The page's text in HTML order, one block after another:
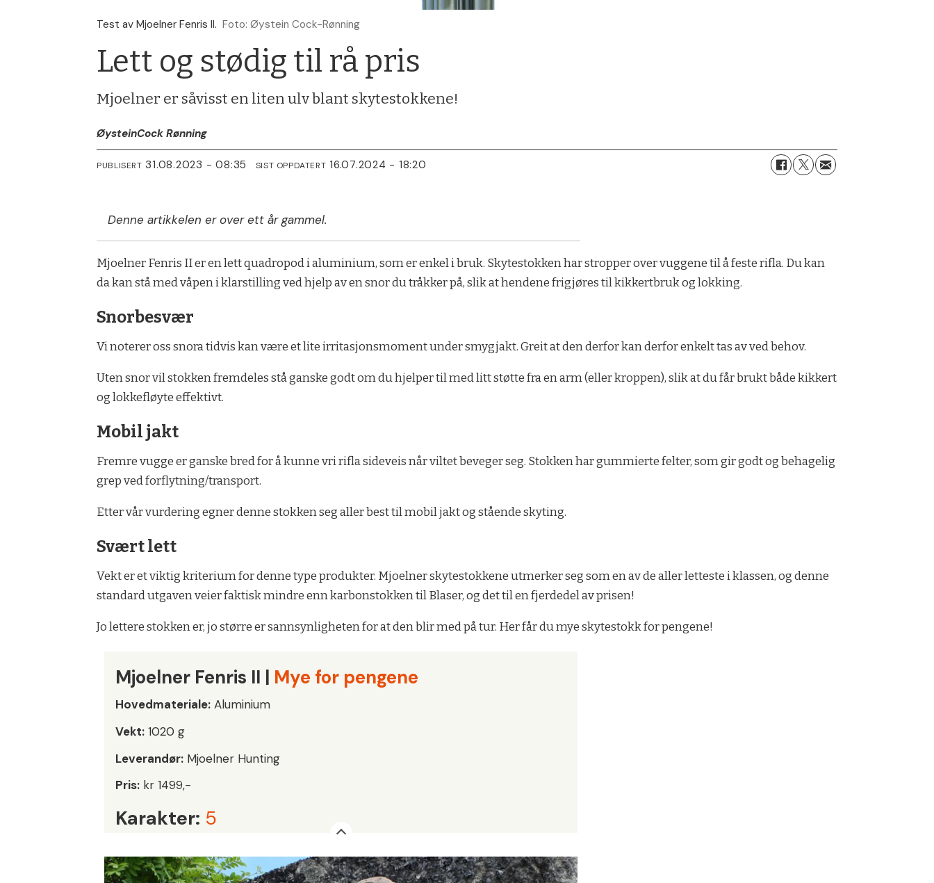
Test av Mjoelner Fenris II. Foto: Øystein Cock-Rønning
Lett og stødig til rå pris
Mjoelner er såvisst en liten ulv blant skytestokkene!
ØysteinCock Rønning
PUBLISERT 31.08.2023 - 08:35 SIST OPPDATERT 16.07.2024 - 18:20
Denne artikkelen er over ett år gammel.
Mjoelner Fenris II er en lett quadropod i aluminium, som er enkel i bruk. Skytestokken har stropper over vuggene til å feste rifla. Du kan
da kan stå med våpen i klarstilling ved hjelp av en snor du tråkker på, slik at hendene frigjøres til kikkertbruk og lokking.
Snorbesvær
Vi noterer oss snora tidvis kan være et lite irritasjonsmoment under smygjakt. Greit at den derfor kan derfor enkelt tas av ved behov.
Uten snor vil stokken fremdeles stå ganske godt om du hjelper til med litt støtte fra en arm (eller kroppen), slik at du får brukt både kikkert
og lokkefløyte effektivt.
Mobil jakt
Fremre vugge er ganske bred for å kunne vri rifla sideveis når viltet beveger seg. Stokken har gummierte felter, som gir godt og behagelig
grep ved forflytning/transport.
Etter vår vurdering egner denne stokken seg aller best til mobil jakt og stående skyting.
Svært lett
Vekt er et viktig kriterium for denne type produkter. Mjoelner skytestokkene utmerker seg som en av de aller letteste i klassen, og denne
standard utgaven veier faktisk mindre enn karbonstokken til Blaser, og det til en fjerdedel av prisen!
Jo lettere stokken er, jo større er sannsynligheten for at den blir med på tur. Her får du mye skytestokk for pengene!
Mjoelner Fenris II | Mye for pengene
Hovedmateriale: Aluminium
Vekt: 1020 g
Leverandør: Mjoelner Hunting
Pris: kr 1499,-
Karakter: 5